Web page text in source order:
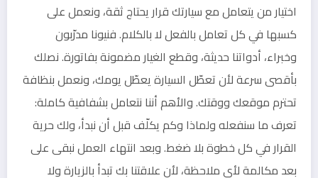
اختيار من يتعامل مع سيارتك قرار يحتاج ثقة، ونعمل على
كسبها في كل تعامل بالفعل لا بالكلام. فنيونا مدرّبون
وخبراء، أدواتنا حديثة، وقطع الغيار مضمونة بفاتورة. نصلك
بأقصى سرعة لأن تعطّل السيارة يعطّل يومك، ونعمل بنظافة
تحترم موقعك ووقتك. والأهم أننا نتعامل بشفافية كاملة:
تعرف ما سنفعله ولماذا وكم يكلّف قبل أن نبدأ، ولك حرية
القرار في كل خطوة بلا ضغط. وبعد انتهاء العمل نبقى على
بعد مكالمة لأي ملاحظة، لأن علاقتنا بك تبدأ بالزيارة ولا